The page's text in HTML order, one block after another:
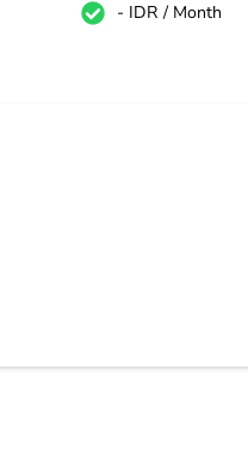
- IDR / Month